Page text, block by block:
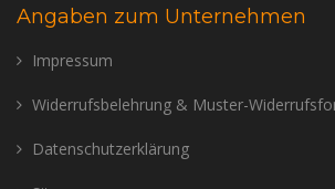
Angaben zum Unternehmen
Impressum
Widerrufsbelehrung & Muster-
Datenschutzerklärung